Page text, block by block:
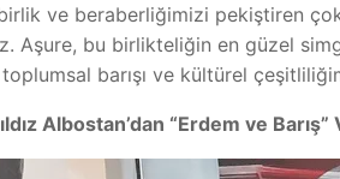
ve beraberliğimizi pekiştiren
Aşure, bu birlikteliğin en güzel
barışı ve kültürel
Albostan’dan “Erdem ve